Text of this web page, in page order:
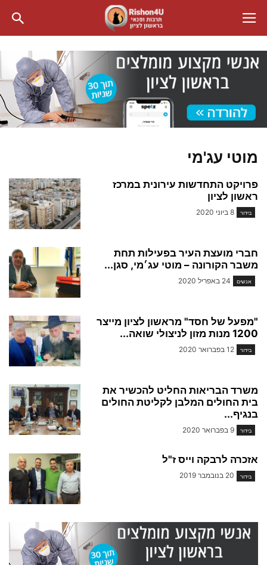
מוטי עג'מי
פרויקט התחדשות עירונית במרכז
ראשון לציון
בידור 8 ביוני 2020
חברי מועצת העיר בפעילות תחת
משבר הקורונה – מוטי עג׳מי, סגן...
אנשים 24 באפריל 2020
"מפעל של חסד" מראשון לציון מייצר
1200 מנות מזון לניצולי שואה...
בידור 12 בפברואר 2020
משרד הבריאות החליט להכשיר את
בית החולים המלבן לקליטת החולים
בנגיף...
בידור 9 בפברואר 2020
אזכרה לרבקה וייס ז"ל
בידור 20 בנובמבר 2019